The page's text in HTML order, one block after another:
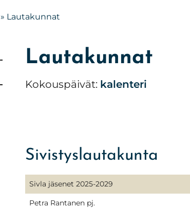
» Lautakunnat
Lautakunnat
Kokouspäivät: kalenteri
Sivistyslautakunta
Sivla jäsenet 2025-2029
Petra Rantanen pj.